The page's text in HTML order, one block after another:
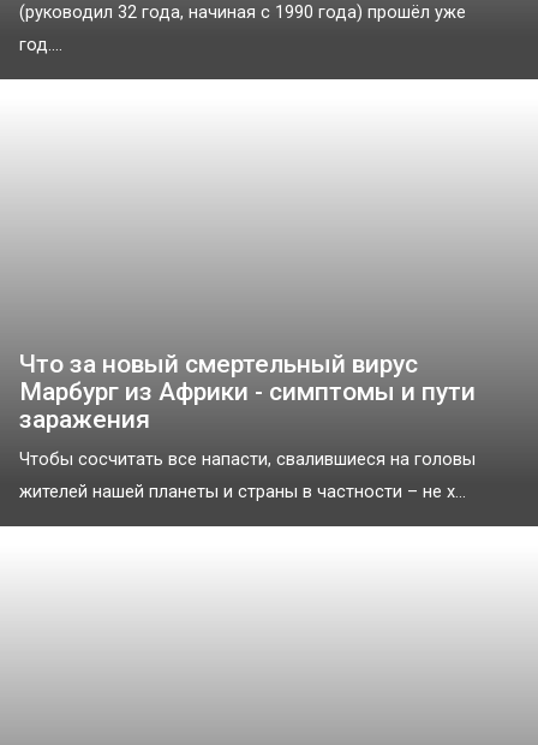
(руководил 32 года, начиная с 1990 года) прошёл уже
год....
Что за новый смертельный вирус
Марбург из Африки - симптомы и пути
заражения
Чтобы сосчитать все напасти, свалившиеся на головы
жителей нашей планеты и страны в частности – не х...